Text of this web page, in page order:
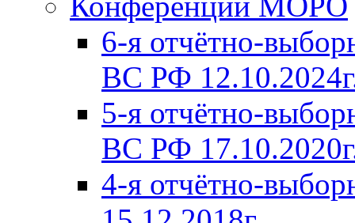
6-я отчётно-
ВС РФ
5-я отчётно-
ВС РФ
4-я отчётно-